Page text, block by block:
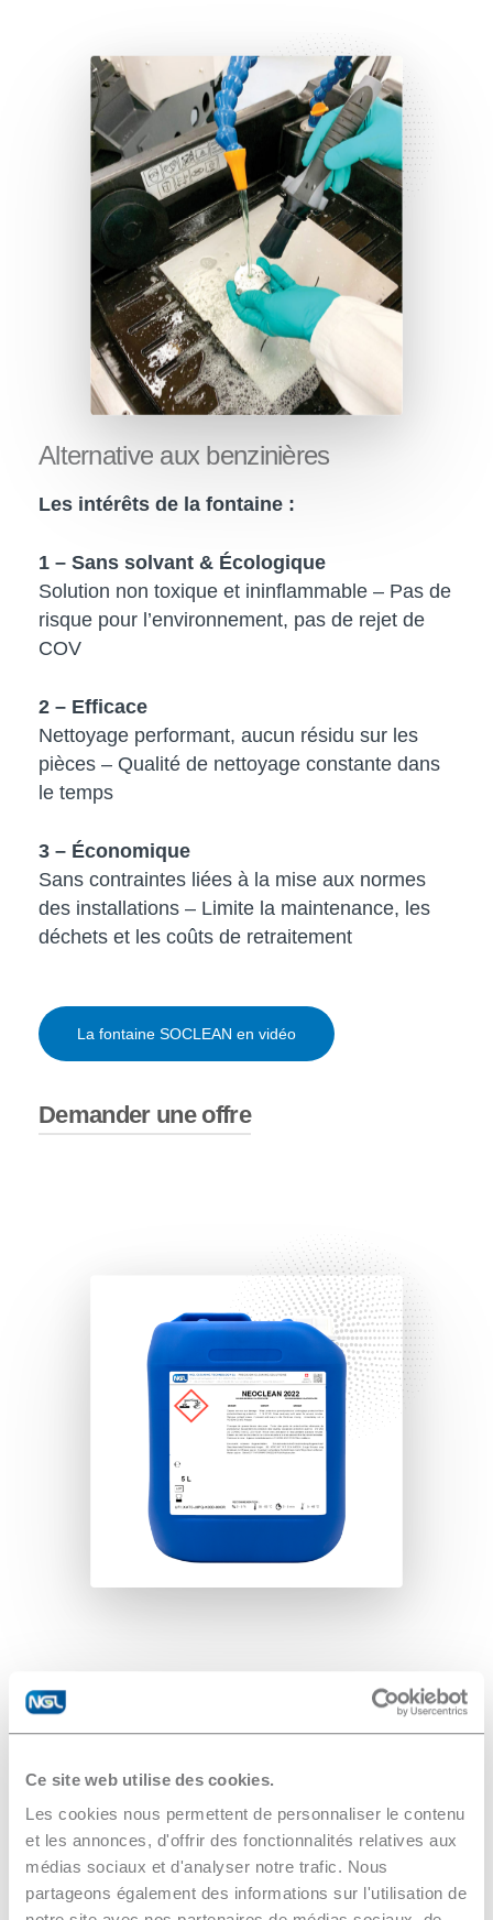
Ce site web utilise des cookies.
Les cookies nous permettent de personnaliser le contenu
et les annonces, d'offrir des fonctionnalités relatives aux
médias sociaux et d'analyser notre trafic. Nous
partageons également des informations sur l'utilisation de
Alternative aux benzinières
Les intérêts de la fontaine :
1 – Sans solvant &Écologique
Solution non toxique et ininflammable – Pas de
risque pour l’environnement, pas de rejet de
COV
2 – Efficace
Nettoyage performant, aucun résidu sur les
pièces – Qualité de nettoyage constante dans
le temps
3 – Économique
Sans contraintes liées à la mise aux normes
des installations – Limite la maintenance, les
déchets et les coûts de retraitement
La fontaine SOCLEAN en vidéo
Demander une offre
Les Neoclean
Détergents liquide, faiblement alcalin, utilisés
décolletage, au trempé ou en aspersion.
Utilisation en fontaine de dégraissage SoClean
NEOCLEAN 2022 : téléchargez la fiche